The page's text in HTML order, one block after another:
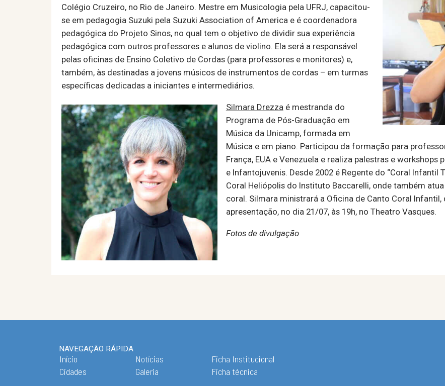
Colégio Cruzeiro, no Rio de Janeiro. Mestre em Musicologia pela UFRJ, capacitou-
se em pedagogia Suzuki pela Suzuki Association of America e é coordenadora
pedagógica do Projeto Sinos, no qual tem o objetivo de dividir sua experiência
pedagógica com outros professores e alunos de violino. Ela será a responsável
pelas oficinas de Ensino Coletivo de Cordas (para professores e monitores) e,
também, às destinadas a jovens músicos de instrumentos de cordas – em turmas
específicas dedicadas a iniciantes e intermediários.
Silmara Drezzaé mestranda do
Programa de Pós-Graduação em
Música da Unicamp, formada em
Música e em piano. Participou da formação para
França, EUA e Venezuela e realiza palestras e
e Infantojuvenis. Desde 2002 é Regente do “Coral Infantil
Coral Heliópolis do Instituto Baccarelli, onde também
coral. Silmara ministrará a Oficina de Canto Coral
apresentação, no dia 21/07, às 19h, no Theatro Vasques.
Fotos de divulgação
NAVEGAÇÃO RÁPIDA
Início
Cidades
Notícias
Galeria
Ficha Institucional
Ficha técnica